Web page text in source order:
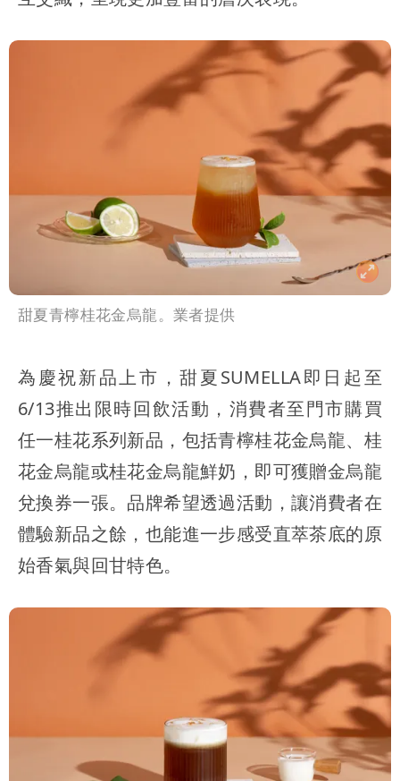
甜夏青檸桂花金烏龍。業者提供
為慶祝新品上市，甜夏SUMELLA即日起至
6/13推出限時回飲活動，消費者至門市購買
任一桂花系列新品，包括青檸桂花金烏龍、桂
花金烏龍或桂花金烏龍鮮奶，即可獲贈金烏龍
兌換券一張。品牌希望透過活動，讓消費者在
體驗新品之餘，也能進一步感受直萃茶底的原
始香氣與回甘特色。